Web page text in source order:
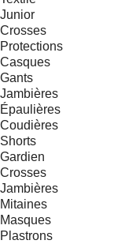
Junior
Crosses
Protections
Casques
Gants
Jambières
Épaulières
Coudières
Shorts
Gardien
Crosses
Jambières
Mitaines
Masques
Plastrons